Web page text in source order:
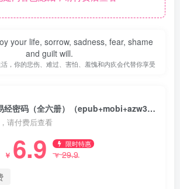
your life, sorrow, sadness, fear, shame
and guilt will.
，你的悲伤、难过、害怕、羞愧和内疚会代替你享受
刘君祖完全破解易经密码（全六册）（epub+mobi+azw3+pdf）
请付费后查看
￥ 6.9 限时特惠
￥29.9